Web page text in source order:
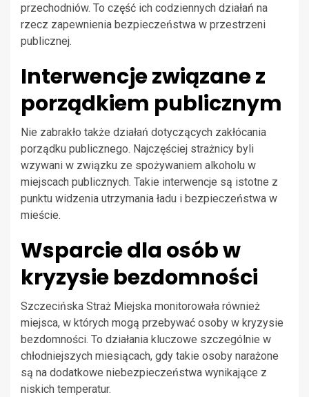
przechodniów. To część ich codziennych działań na
rzecz zapewnienia bezpieczeństwa w przestrzeni
publicznej.
Interwencje związane z
porządkiem publicznym
Nie zabrakło także działań dotyczących zakłócania
porządku publicznego. Najczęściej strażnicy byli
wzywani w związku ze spożywaniem alkoholu w
miejscach publicznych. Takie interwencje są istotne z
punktu widzenia utrzymania ładu i bezpieczeństwa w
mieście.
Wsparcie dla osób w
kryzysie bezdomności
Szczecińska Straż Miejska monitorowała również
miejsca, w których mogą przebywać osoby w kryzysie
bezdomności. To działania kluczowe szczególnie w
chłodniejszych miesiącach, gdy takie osoby narażone
są na dodatkowe niebezpieczeństwa wynikające z
niskich temperatur.